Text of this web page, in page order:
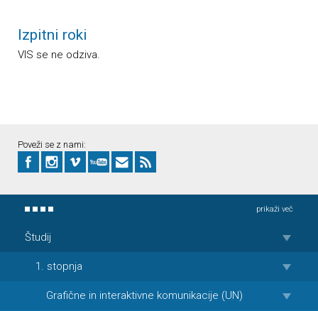
Izpitni roki
VIS se ne odziva.
Poveži se z nami:
prikaži več
Študij
1. stopnja
Grafične in interaktivne komunikacije (UN)